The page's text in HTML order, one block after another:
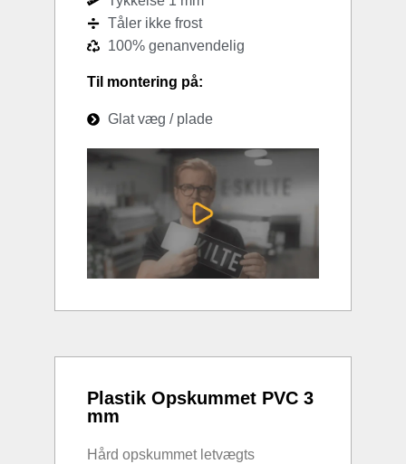
Tåler ikke frost
100% genanvendelig
Til montering på:
Glat væg / plade
Plastik Opskummet PVC 3
mm
Hård opskummet letvægts